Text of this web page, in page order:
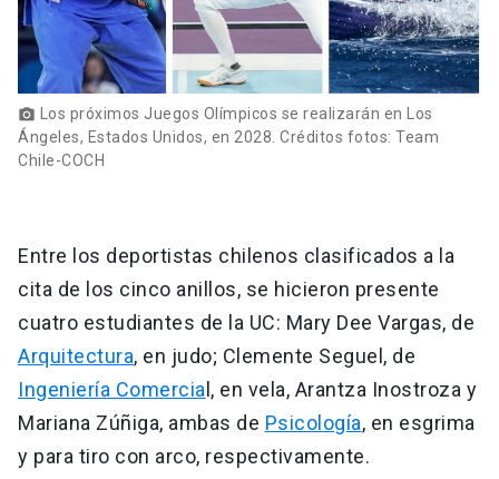
photo_camera Los próximos Juegos Olímpicos se realizarán en Los
Ángeles, Estados Unidos, en 2028. Créditos fotos: Team
Chile-COCH
Entre los deportistas chilenos clasificados a la
cita de los cinco anillos, se hicieron presente
cuatro estudiantes de la UC: Mary Dee Vargas, de
Arquitectura, en judo; Clemente Seguel, de
Ingeniería Comercia l, en vela, Arantza Inostroza y
Mariana Zúñiga, ambas de Psicología, en esgrima
y para tiro con arco, respectivamente.